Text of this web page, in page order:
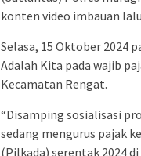
konten video imbauan
Selasa, 15 Oktober 2024
Adalah Kita pada wajib
Kecamatan Rengat.
“Disamping sosialisasi
sedang mengurus pajak
(Pilkada) serentak 2024